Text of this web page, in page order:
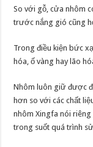
So với gỗ, cửa nhôm
trước nắng gió cũng
Trong điều kiện bức
hóa, ố vàng hay lão
Nhôm luôn giữ được
hơn so với các chất
nhôm Xingfa nói
trong suốt quá trình